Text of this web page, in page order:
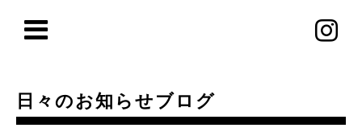
日々のお知らせブログ